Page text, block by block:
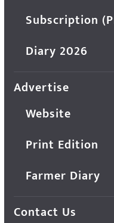
Subscription
Diary 2026
Advertise
Website
Print Edition
Farmer Diary
Contact Us